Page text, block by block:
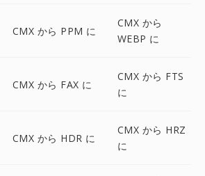
CMX から PPM に
CMX から
WEBP に
CMX から FAX に
CMX から FTS
に
CMX から HDR に
CMX から HRZ
に